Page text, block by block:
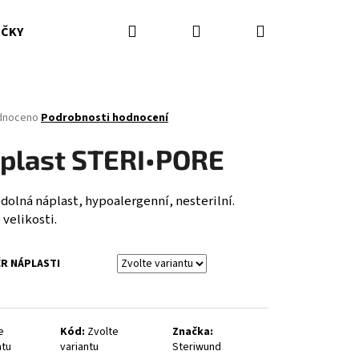
HASICÍ PŘÍSTROJE DOPLŇKY
Hledat PřihlášeníNákupní
Podrobnosti hodnocení
STERI•PORE
náplast, hypoalergenní, nesterilní.
velikosti.
NÁPLASTI
Kód: Zvolte
variantu
Značka:
Steriwund